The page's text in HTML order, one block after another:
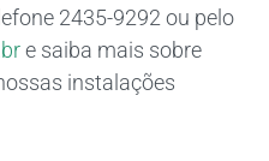
2435-9292 ou pelo
e saiba mais sobre
instalações